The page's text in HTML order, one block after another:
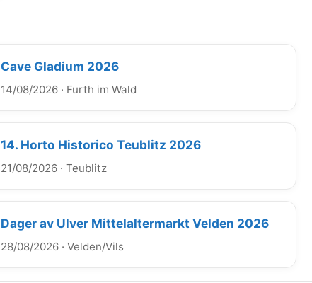
Cave Gladium 2026
14/08/2026 · Furth im Wald
14. Horto Historico Teublitz 2026
21/08/2026 · Teublitz
Dager av Ulver Mittelaltermarkt Velden 2026
28/08/2026 · Velden/Vils